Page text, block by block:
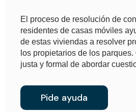
El proceso de resolución de
residentes de casas móviles
de estas viviendas a resolver
los propietarios de los parques.
justa y formal de abordar
Pide ayuda